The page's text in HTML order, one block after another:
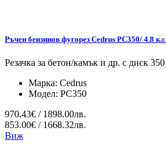
Ръчен бензинов фугорез Cedrus PC350/ 4.8
Резачка за бетон/камък и др. с диск
Марка: Cedrus
Модел: PC350
970.43€ / 1898.00лв.
853.00€ / 1668.32лв.
Виж